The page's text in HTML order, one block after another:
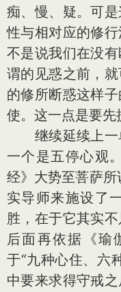
痴、慢、疑。可
性与相对应的修
不是说我们在没
谓的见惑之前，
的修所断惑这样
使。这一点是要先
继续延续上一
一个是五停心观
经》大势至菩萨
实导师来施设了
胜，在于它其实
后面再依据《瑜
于“九种心住、六
中要来求得守戒